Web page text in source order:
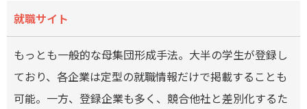
就職サイト
もっとも一般的な母集団形成手法。大半の学生が登録し
ており、各企業は定型の就職情報だけで掲載することも
可能。一方、登録企業も多く、競合他社と差別化するた